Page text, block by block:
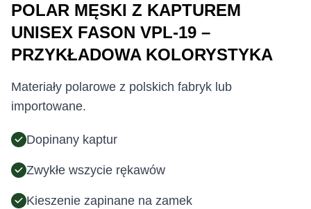
POLAR MĘSKI Z KAPTUREM
UNISEX FASON VPL-19 –
PRZYKŁADOWA KOLORYSTYKA
Materiały polarowe z polskich fabryk lub
importowane.
Dopinany kaptur
Zwykłe wszycie rękawów
Kieszenie zapinane na zamek